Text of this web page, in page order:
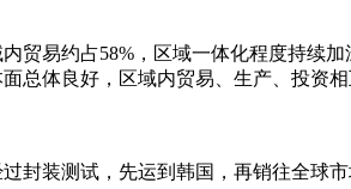
易约占58%，区域一体化程度持续加
总体良好，区域内贸易、生产、投资
装测试，先运到韩国，再销往全球市